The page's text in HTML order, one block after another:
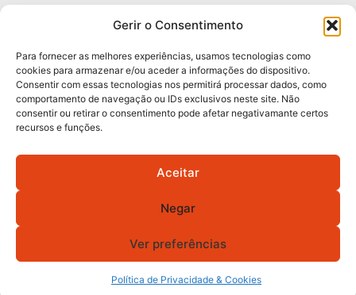
Gerir o Consentimento
Para fornecer as melhores experiências, usamos tecnologias como
cookies para armazenar e/ou aceder a informações do dispositivo.
Consentir com essas tecnologias nos permitirá processar dados, como
comportamento de navegação ou IDs exclusivos neste site. Não
consentir ou retirar o consentimento pode afetar negativamante certos
recursos e funções.
Aceitar
Negar
Ver preferências
Política de Privacidade & Cookies
Sonus Art Fest: o epicentro da música emergente em
Subscreva Newsletter:
QUERO ADERIR
Política de Privacidade
© 2026 GA! Todos os direitos reservados.